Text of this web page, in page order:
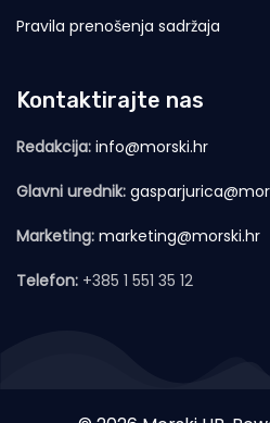
Pravila prenošenja sadržaja
Kontaktirajte nas
Redakcija: info@morski.hr
Glavni urednik:
Marketing: marketing@morski.hr
Telefon: +385 1 551 35 12